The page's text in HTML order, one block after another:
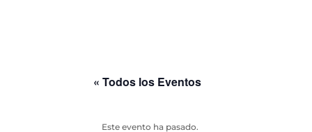
« Todos los Eventos
Este evento ha pasado.